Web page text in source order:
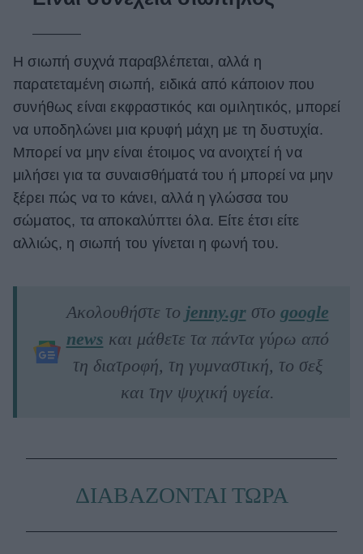
Η σιωπή συχνά παραβλέπεται, αλλά η
παρατεταμένη σιωπή, ειδικά από κάποιον που
συνήθως είναι εκφραστικός και ομιλητικός, μπορεί
να υποδηλώνει μια κρυφή μάχη με τη δυστυχία.
Μπορεί να μην είναι έτοιμος να ανοιχτεί ή να
μιλήσει για τα συναισθήματά του ή μπορεί να μην
ξέρει πώς να το κάνει, αλλά η γλώσσα του
σώματος, τα αποκαλύπτει όλα. Είτε έτσι είτε
αλλιώς, η σιωπή του γίνεται η φωνή του.
Ακολουθήστε το jenny.grστο google
news και μάθετε τα πάντα γύρω από
τη διατροφή, τη γυμναστική, το σεξ
και την ψυχική υγεία.
ΔΙΑΒΑΖΟΝΤΑΙ ΤΩΡΑ